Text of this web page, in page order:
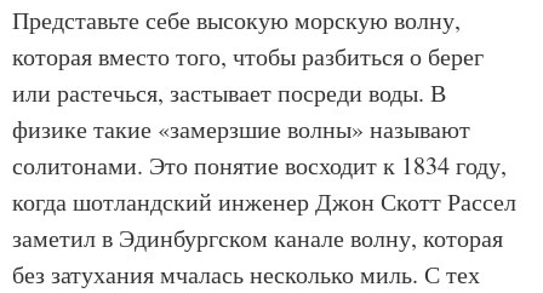
Представьте себе высокую морскую волну,
которая вместо того, чтобы разбиться о берег
или растечься, застывает посреди воды. В
физике такие «замерзшие волны» называют
солитонами. Это понятие восходит к 1834 году,
когда шотландский инженер Джон Скотт Рассел
заметил в Эдинбургском канале волну, которая
без затухания мчалась несколько миль. С тех